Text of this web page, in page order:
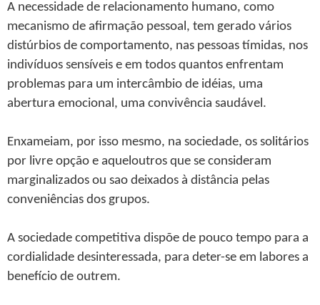
A necessidade de relacionamento humano, como
mecanismo de afirmação pessoal, tem gerado vários
distúrbios de comportamento, nas pessoas tímidas, nos
indivíduos sensíveis e em todos quantos enfrentam
problemas para um intercâmbio de idéias, uma
abertura emocional, uma convivência saudável.
Enxameiam, por isso mesmo, na sociedade, os solitários
por livre opção e aqueloutros que se consideram
marginalizados ou sao deixados à distância pelas
conveniências dos grupos.
A sociedade competitiva dispõe de pouco tempo para a
cordialidade desinteressada, para deter-se em labores a
benefício de outrem.